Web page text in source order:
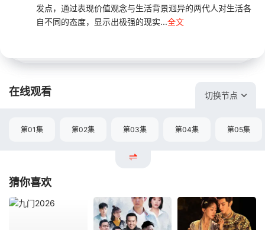
发点，通过表现价值观念与生活背景迥异的两代人对生活各
自不同的态度，显示出极强的现实...全文
在线观看 切换节点
第01集 第02集 第03集 第04集 第05集
猜你喜欢